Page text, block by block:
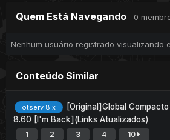
Quem Está Navegando 0
Nenhum usuário registrado visualizando
Conteúdo Similar
otserv 8.x
[Original]Global
8.60 [I'm Back](Links Atualizados)
1 2 3 4 10